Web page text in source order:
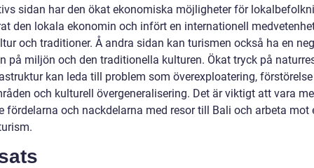
sidan har den ökat ekonomiska möjligheter för
den lokala ekonomin och infört en internationell
och traditioner. Å andra sidan kan turismen också ha en
på miljön och den traditionella kulturen. Ökat tryck på
kan leda till problem som överexploatering,
och kulturell övergeneralisering. Det är viktigt att vara
fördelarna och nackdelarna med resor till Bali och arbeta mot